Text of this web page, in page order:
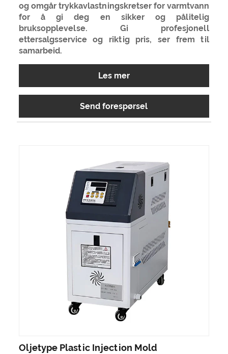
og omgår trykkavlastningskretser for varmtvann
for å gi deg en sikker og pålitelig
bruksopplevelse. Gi profesjonell
ettersalgsservice og riktig pris, ser frem til
samarbeid.
Les mer
Send forespørsel
Oljetype Plastic Injection Mold